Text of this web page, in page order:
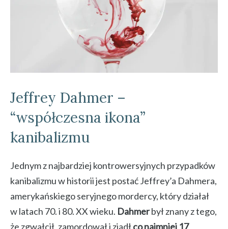
Jeffrey Dahmer –
“współczesna ikona”
kanibalizmu
Jednym z najbardziej kontrowersyjnych przypadków
kanibalizmu w historii jest postać Jeffrey’a Dahmera,
amerykańskiego seryjnego mordercy, który działał
w latach 70. i 80. XX wieku. Dahmerbył znany z tego,
że zgwałcił, zamordował i zjadłco najmniej 17